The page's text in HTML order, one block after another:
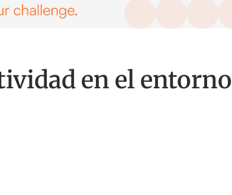
en el entorno